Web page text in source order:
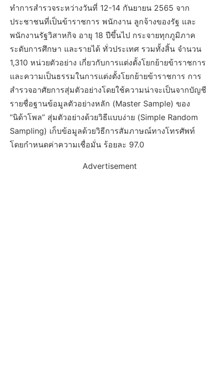
ทำการสำรวจระหว่างวันที่ 12-14 กันยายน 2565 จาก
ประชาชนที่เป็นข้าราชการ พนักงาน ลูกจ้างของรัฐ และ
พนักงานรัฐวิสาหกิจ อายุ 18 ปีขึ้นไป กระจายทุกภูมิภาค
ระดับการศึกษา และรายได้ ทั่วประเทศ รวมทั้งสิ้น จำนวน
1,310 หน่วยตัวอย่าง เกี่ยวกับการแต่งตั้งโยกย้ายข้าราชการ
และความเป็นธรรมในการแต่งตั้งโยกย้ายข้าราชการ การ
สำรวจอาศัยการสุ่มตัวอย่างโดยใช้ความน่าจะเป็นจากบัญชี
รายชื่อฐานข้อมูลตัวอย่างหลัก (Master Sample) ของ
“นิด้าโพล” สุ่มตัวอย่างด้วยวิธีแบบง่าย (Simple Random
Sampling) เก็บข้อมูลด้วยวิธีการสัมภาษณ์ทางโทรศัพท์
โดยกำหนดค่าความเชื่อมั่น ร้อยละ 97.0
Advertisement